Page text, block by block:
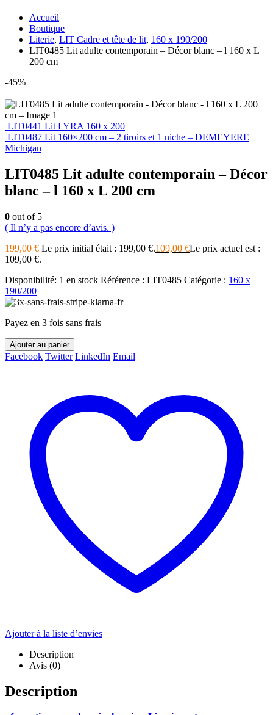
Accueil
Boutique
Literie, LIT Cadre et tête de lit, 160 x 190/200
LIT0485 Lit adulte contemporain – Décor blanc – l 160 x L
200 cm
-45%
LIT0441 Lit LYRA 160 x 200
LIT0487 Lit 160×200 cm – 2 tiroirs et 1 niche – DEMEYERE
Michigan
LIT0485 Lit adulte contemporain – Décor
blanc – l 160 x L 200 cm
0 out of 5
( Il n’y a pas encore d’avis. )
199,00€ Le prix initial était : 199,00 €.109,00 €Le prix actuel est :
109,00 €.
Disponibilité: 1 en stock Référence : LIT0485 Catégorie : 160 x
190/200
Payez en 3 fois sans frais
Ajouter au panier
Facebook Twitter LinkedIn Email
Ajouter à la liste d’envies
Description
Avis (0)
Description